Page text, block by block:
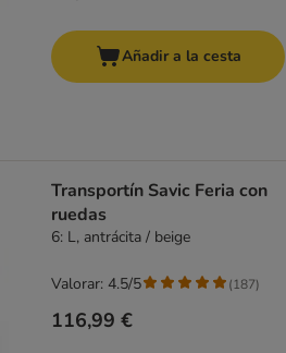
Añadir a la cesta
Transportín Savic Feria con
ruedas
6: L, antrácita / beige
116,99 €
Valorar: 4.5/5 (187)